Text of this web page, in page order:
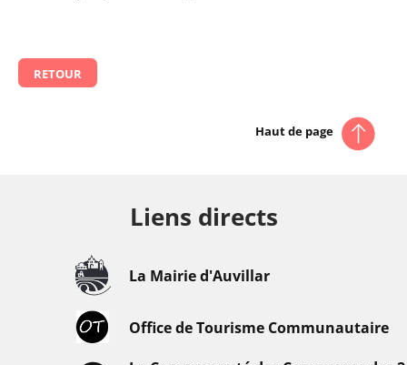
RETOUR
Haut de page
Liens directs
La Mairie d'Auvillar
Office de Tourisme Communautaire